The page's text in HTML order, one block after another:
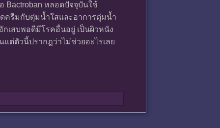
Bactroban หลอดปัจจุบันใช้
ดครีมกับตุ่มน้ำใสและอาการตุ่มน้ำ
กเสบพอดีมีโรคอื่นอยู่ เป็นผิวหนัง
ต่ตัวนี้ปรากฎว่าไม่ช่วยอะไรเลย